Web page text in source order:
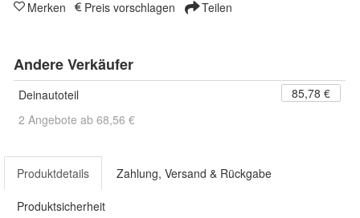
Merken Preis vorschlagen Teilen
Andere Verkäufer
Deinautoteil
85,78 €
2 Angebote ab 68,56 €
Produktdetails Zahlung, Versand & Rückgabe
Produktsicherheit